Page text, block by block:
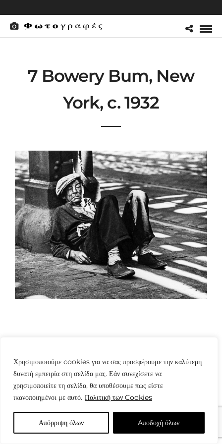
Χρησιμοποιούμε cookies για να σας προσφέρουμε την καλύτερη
δυνατή εμπειρία στη σελίδα μας. Εάν συνεχίσετε να
χρησιμοποιείτε τη σελίδα, θα υποθέσουμε πως είστε
ικανοποιημένοι με αυτό. Πολιτική των Cookies
Απόρριψη όλων Aποδοχή όλων
7 Bowery Bum, New
York, c. 1932
© Copyright: www.fotografes.gr - Δαμιανός Μωραΐτης